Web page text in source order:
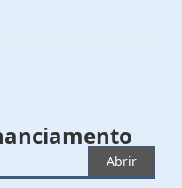
Abrir